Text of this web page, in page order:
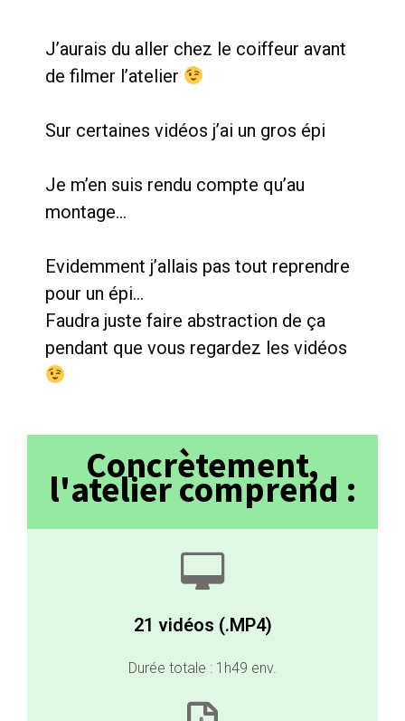
J’aurais du aller chez le coiffeur avant
de filmer l’atelier
Sur certaines vidéos j’ai un gros épi
Je m’en suis rendu compte qu’au
montage…
Evidemment j’allais pas tout reprendre
pour un épi…
Faudra juste faire abstraction de ça
pendant que vous regardez les vidéos
Concrètement,
l'atelier comprend :
21 vidéos (.MP4)
Durée totale : 1h49 env.